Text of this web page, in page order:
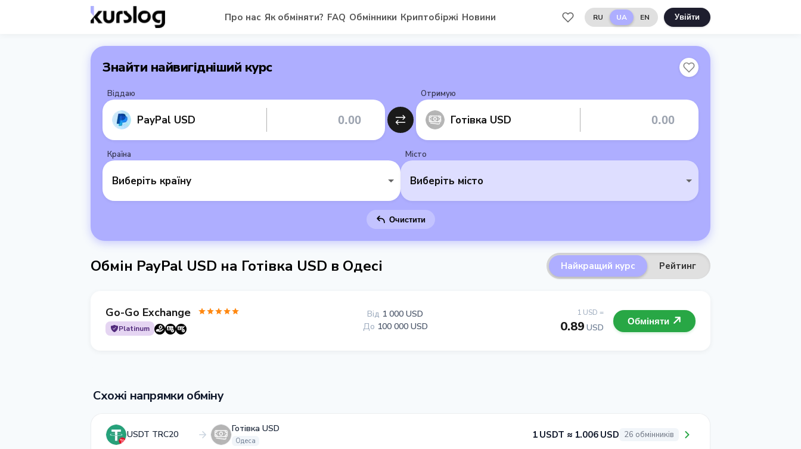
Про нас Як обміняти? FAQ Обмінники Криптобіржі Новини RU UA EN Увійти
Знайти найвигідніший курс
Віддаю
PayPal USD
Отримую
Готівка USD
Країна
Виберіть країну
Місто
Виберіть місто
Очистити
Обмін PayPal USD на Готівка USD в Одесі Найкращий курс Рейтинг
Go-Go Exchange
Platinum
1 USD =
0.89 USD
Від 1 000 USD
До 100 000 USD Обміняти
Схожі напрямки обміну
USDT TRC20
Готівка USD
Одеса
1 USDT ≈ 1.006 USD 26 обмінників